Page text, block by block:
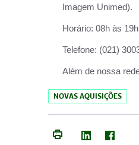
Imagem Unimed).
Horário: 08h às 19h
Telefone: (021)
Além de nossa
NOVAS AQUISIÇÕES